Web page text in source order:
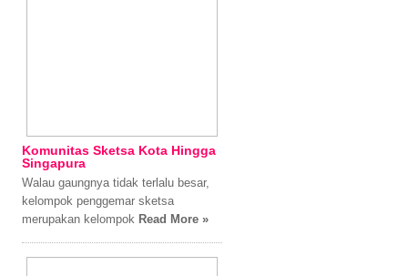
Komunitas Sketsa Kota Hingga
Singapura
Walau gaungnya tidak terlalu besar,
kelompok penggemar sketsa
merupakan kelompok Read More »